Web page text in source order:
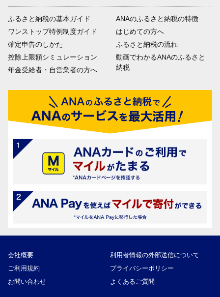
ふるさと納税の基本ガイド
ワンストップ特例制度ガイド
確定申告のしかた
控除上限額シミュレーション
年金受給者・自営業者の方へ
ANAのふるさと納税の特徴
はじめての方へ
ふるさと納税の流れ
動画でわかるANAのふるさと
納税
会社概要
利用者情報の外部送信について
ご利用規約
プライバシーポリシー
お問い合わせ
よくあるご質問